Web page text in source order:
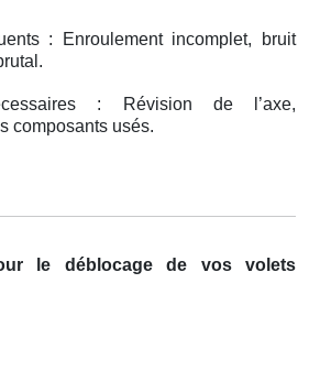
: Enroulement incomplet, bruit
: Révision de l’axe,
composants usés.
le déblocage de vos volets